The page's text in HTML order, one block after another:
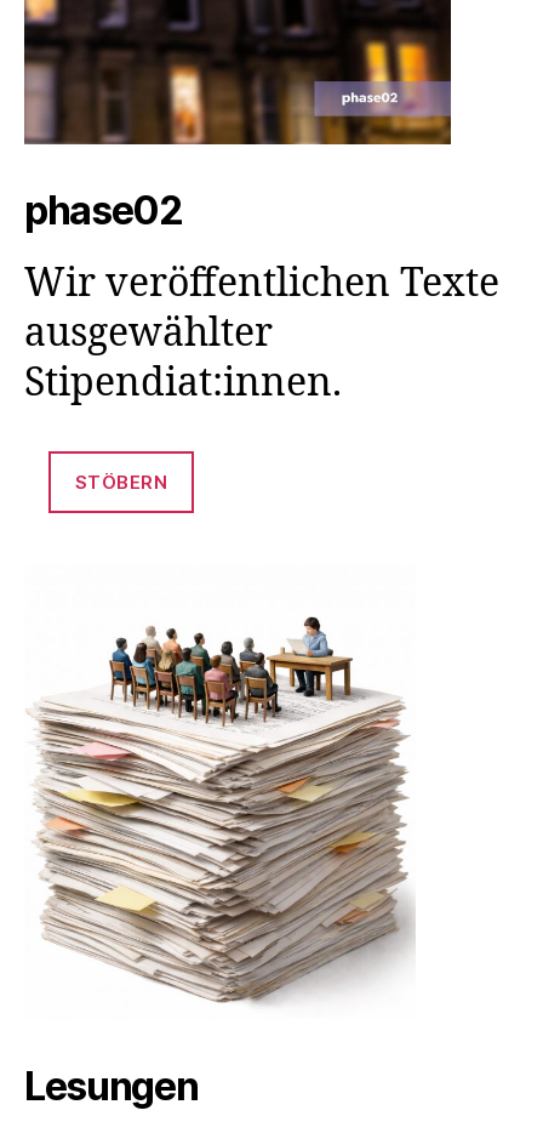
phase02
Wir veröffentlichen Texte
ausgewählter
Stipendiat:innen.
STÖBERN
Lesungen